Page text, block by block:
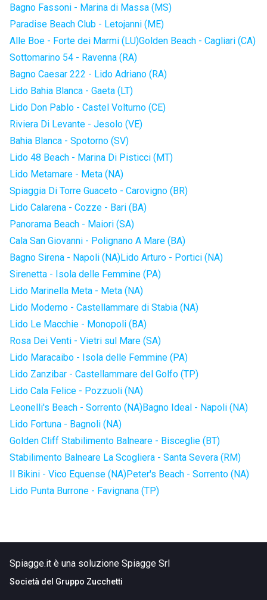
Bagno Fassoni - Marina di Massa (MS)
Paradise Beach Club - Letojanni (ME)
Alle Boe - Forte dei Marmi (LU)Golden Beach - Cagliari (CA)
Sottomarino 54 - Ravenna (RA)
Bagno Caesar 222 - Lido Adriano (RA)
Lido Bahia Blanca - Gaeta (LT)
Lido Don Pablo - Castel Volturno (CE)
Riviera Di Levante - Jesolo (VE)
Bahia Blanca - Spotorno (SV)
Lido 48 Beach - Marina Di Pisticci (MT)
Lido Metamare - Meta (NA)
Spiaggia Di Torre Guaceto - Carovigno (BR)
Lido Calarena - Cozze - Bari (BA)
Panorama Beach - Maiori (SA)
Cala San Giovanni - Polignano A Mare (BA)
Bagno Sirena - Napoli (NA)Lido Arturo - Portici (NA)
Sirenetta - Isola delle Femmine (PA)
Lido Marinella Meta - Meta (NA)
Lido Moderno - Castellammare di Stabia (NA)
Lido Le Macchie - Monopoli (BA)
Rosa Dei Venti - Vietri sul Mare (SA)
Lido Maracaibo - Isola delle Femmine (PA)
Lido Zanzibar - Castellammare del Golfo (TP)
Lido Cala Felice - Pozzuoli (NA)
Leonelli's Beach - Sorrento (NA)Bagno Ideal - Napoli (NA)
Lido Fortuna - Bagnoli (NA)
Golden Cliff Stabilimento Balneare - Bisceglie (BT)
Stabilimento Balneare La Scogliera - Santa Severa (RM)
Il Bikini - Vico Equense (NA)Peter's Beach - Sorrento (NA)
Lido Punta Burrone - Favignana (TP)
Spiagge.it è una soluzione Spiagge Srl
Società del Gruppo Zucchetti